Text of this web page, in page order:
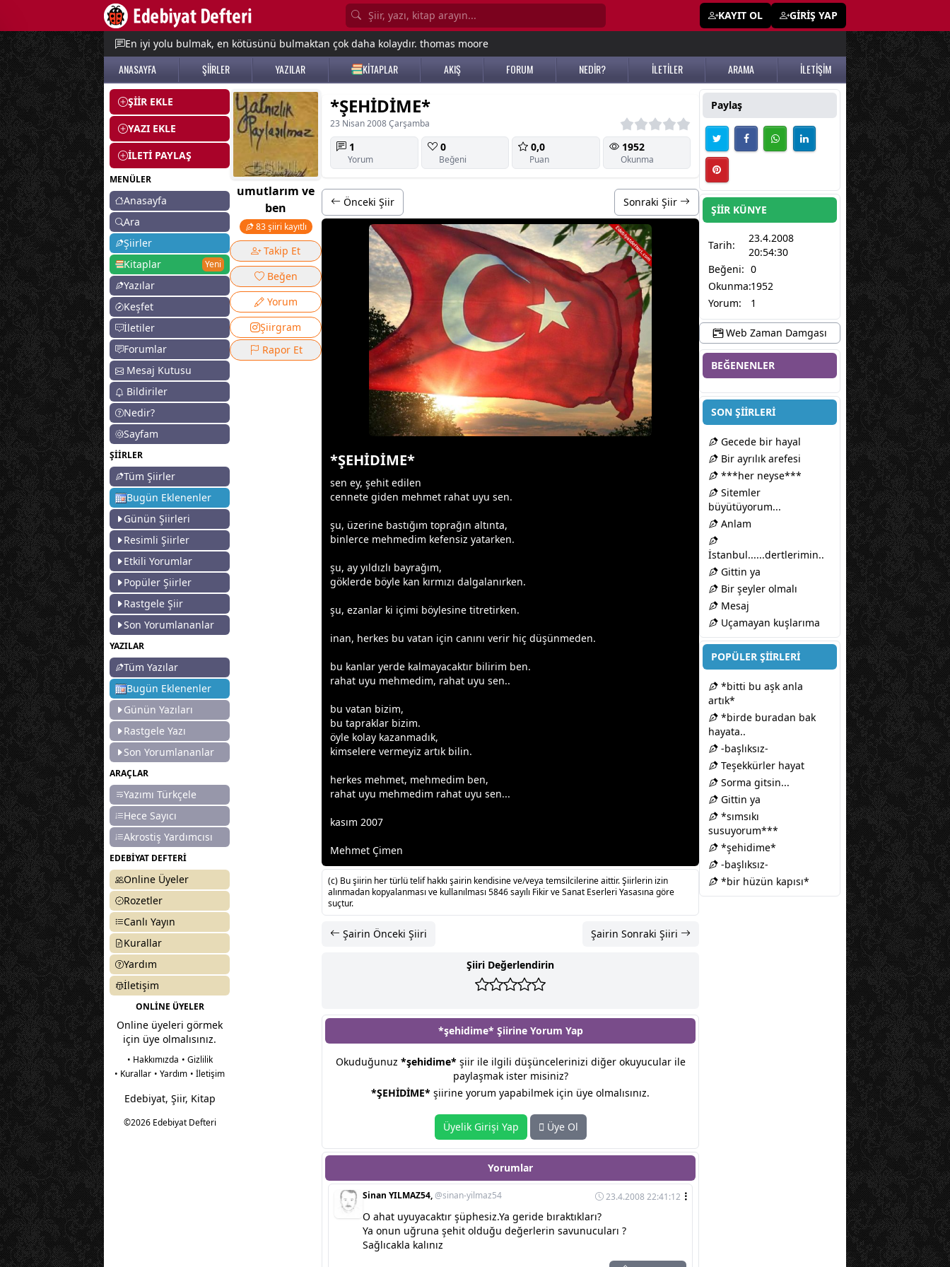
KAYIT OL GİRİŞ YAP
En iyi yolu bulmak, en kötüsünü bulmaktan çok daha kolaydır. thomas moore
ANASAYFA ŞİİRLER YAZILAR KİTAPLAR AKIŞ FORUM NEDİR? İLETİLER ARAMA İLETİŞİM
ŞİİR EKLE
YAZI EKLE
İLETİ PAYLAŞ
MENÜLER
Anasayfa
Ara
Şiirler
Kitaplar
Yeni
Yazılar
Keşfet
İletiler
Forumlar
Mesaj Kutusu
Bildiriler
Nedir?
Sayfam
ŞİİRLER
Tüm Şiirler
Bugün Eklenenler
Günün Şiirleri
Resimli Şiirler
Etkili Yorumlar
Popüler Şiirler
Rastgele Şiir
Son Yorumlananlar
YAZILAR
Tüm Yazılar
Bugün Eklenenler
Günün Yazıları
Rastgele Yazı
Son Yorumlananlar
ARAÇLAR
Yazımı Türkçele
Hece Sayıcı
Akrostiş Yardımcısı
EDEBİYAT DEFTERİ
Online Üyeler
Rozetler
Canlı Yayın
Kurallar
Yardım
İletişim
ONLİNE ÜYELER
Online üyeleri görmek
için üye olmalısınız.
• Hakkımızda • Gizlilik
• Kurallar • Yardım • İletişim
Edebiyat, Şiir, Kitap
©2026 Edebiyat Defteri
umutlarım ve
ben
83 şiiri kayıtlı
Takip Et
Beğen
Yorum
Şiirgram
Rapor Et
*ŞEHİDİME*
23 Nisan 2008 Çarşamba
1
Yorum
0
Beğeni
0,0
Puan
1952
Okunma
Önceki Şiir Sonraki Şiir
*ŞEHİDİME*
sen ey, şehit edilen
cennete giden mehmet rahat uyu sen.
şu, üzerine bastığım toprağın altınta,
binlerce mehmedim kefensiz yatarken.
şu, ay yıldızlı bayrağım,
göklerde böyle kan kırmızı dalgalanırken.
şu, ezanlar ki içimi böylesine titretirken.
inan, herkes bu vatan için canını verir hiç düşünmeden.
bu kanlar yerde kalmayacaktır bilirim ben.
rahat uyu mehmedim, rahat uyu sen..
bu vatan bizim,
bu tapraklar bizim.
öyle kolay kazanmadık,
kimselere vermeyiz artık bilin.
herkes mehmet, mehmedim ben,
rahat uyu mehmedim rahat uyu sen...
kasım 2007
Mehmet Çimen
(c) Bu şiirin her türlü telif hakkı şairin kendisine ve/veya temsilcilerine aittir. Şiirlerin izin
alınmadan kopyalanması ve kullanılması 5846 sayılı Fikir ve Sanat Eserleri Yasasına göre
suçtur.
Şairin Önceki Şiiri Şairin Sonraki Şiiri
Şiiri Değerlendirin
*şehidime* Şiirine Yorum Yap
Okuduğunuz *şehidime*şiir ile ilgili düşüncelerinizi diğer okuyucular ile
paylaşmak ister misiniz?
*ŞEHİDİME* şiirine yorum yapabilmek için üye olmalısınız.
Üyelik Girişi Yap Üye Ol
Yorumlar
Sinan YILMAZ54,@sinan-yilmaz54 23.4.2008 22:41:12
O ahat uyuyacaktır şüphesiz.Ya geride bıraktıkları?
Ya onun uğruna şehit olduğu değerlerin savunucuları ?
Sağlıcakla kalınız
Paylaş
ŞİİR KÜNYE
Tarih:
23.4.2008
20:54:30
Beğeni: 0
Okunma:1952
Yorum:
1
Web Zaman Damgası
BEĞENENLER
SON ŞİİRLERİ
Gecede bir hayal
Bir ayrılık arefesi
***her neyse***
Sitemler
büyütüyorum...
Anlam
İstanbul......dertlerimin..
Gittin ya
Bir şeyler olmalı
Mesaj
Uçamayan kuşlarıma
POPÜLER ŞİİRLERİ
*bitti bu aşk anla
artık*
*birde buradan bak
hayata..
-başlıksız-
Teşekkürler hayat
Sorma gitsin...
Gittin ya
*sımsıkı
susuyorum***
*şehidime*
-başlıksız-
*bir hüzün kapısı*
menu